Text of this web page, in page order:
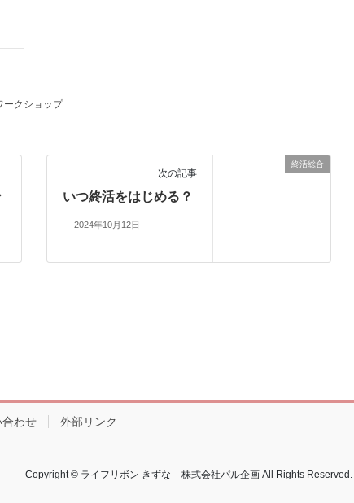
ークショップ
終活総合
次の記事
いつ終活をはじめる？
2024年10月12日
合わせ 外部リンク
Copyright © ライフリボン きずな – 株式会社パル企画 All Rights Reserved.